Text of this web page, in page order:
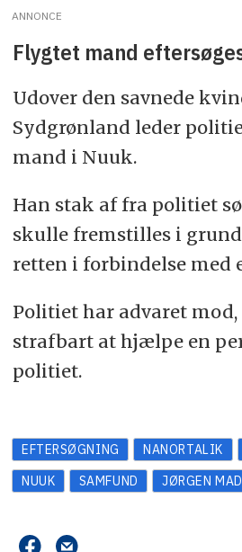
ANNONCE
Flygtet mand
Udover den savnede
Sydgrønland leder
mand i Nuuk.
Han stak af fra politiet
skulle fremstilles i
retten i forbindelse med
Politiet har advaret mod,
strafbart at hjælpe en
politiet.
EFTERSØGNING NANORTALIK
NUUK
SAMFUND JØRGEN